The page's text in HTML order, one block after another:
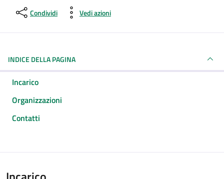
Condividi Vedi azioni
INDICE DELLA PAGINA
Incarico
Organizzazioni
Contatti